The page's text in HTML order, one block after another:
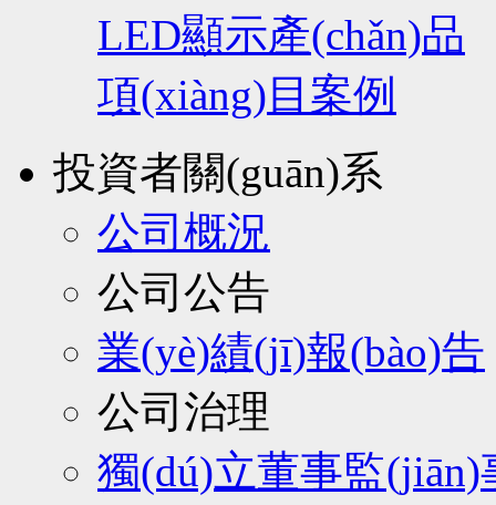
LED顯示產(chǎn)品
項(xiàng)目案例
投資者關(guān)系
公司概況
公司公告
業(yè)績(jī)報(bào)告
公司治理
獨(dú)立董事監(jiān)